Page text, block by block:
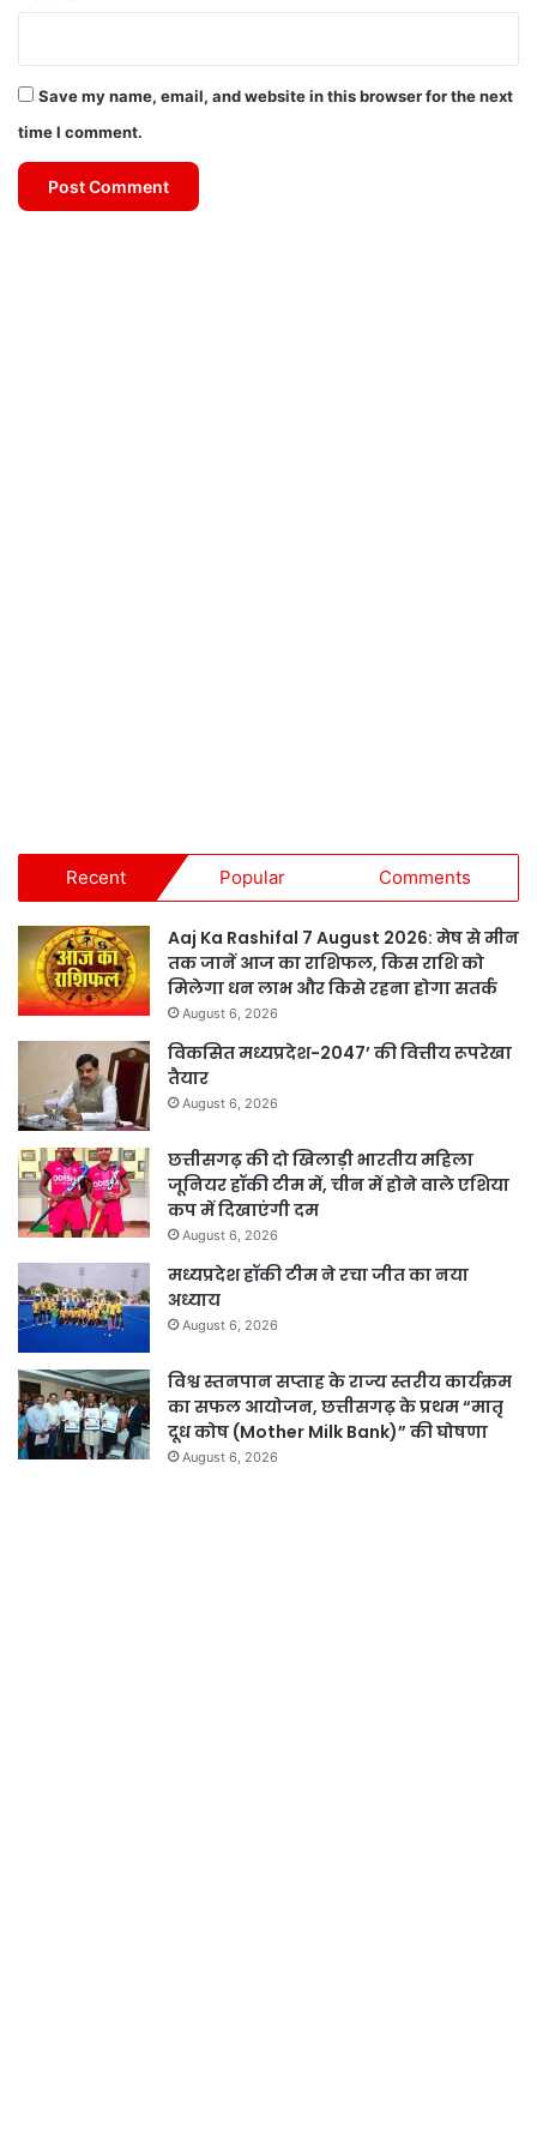
Save my name, email, and website in this browser for the next
time I comment.
Recent Popular Comments
Aaj Ka Rashifal 7 August 2026: मेष से मीन
तक जानें आज का राशिफल, किस राशि को
मिलेगा धन लाभ और किसे रहना होगा सतर्क
August 6, 2026
विकसित मध्यप्रदेश-2047’ की वित्तीय रूपरेखा
तैयार
August 6, 2026
छत्तीसगढ़ की दो खिलाड़ी भारतीय महिला
जूनियर हॉकी टीम में, चीन में होने वाले एशिया
कप में दिखाएंगी दम
August 6, 2026
मध्यप्रदेश हॉकी टीम ने रचा जीत का नया
अध्याय
August 6, 2026
विश्व स्तनपान सप्ताह के राज्य स्तरीय कार्यक्रम
का सफल आयोजन, छत्तीसगढ़ के प्रथम “मातृ
दूध कोष (Mother Milk Bank)” की घोषणा
August 6, 2026